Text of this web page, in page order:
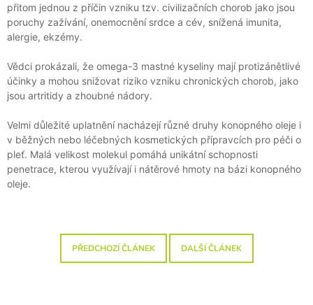
přitom jednou z příčin vzniku tzv. civilizačních chorob jako jsou
poruchy zažívání, onemocnění srdce a cév, snížená imunita,
alergie, ekzémy.
Vědci prokázali, že omega-3 mastné kyseliny mají protizánětlivé
účinky a mohou snižovat riziko vzniku chronických chorob, jako
jsou artritidy a zhoubné nádory.
Velmi důležité uplatnění nacházejí různé druhy konopného oleje i
v běžných nebo léčebných kosmetických přípravcích pro péči o
pleť. Malá velikost molekul pomáhá unikátní schopnosti
penetrace, kterou využívají i nátěrové hmoty na bázi konopného
oleje.
PŘEDCHOZÍ ČLÁNEK DALŠÍ ČLÁNEK